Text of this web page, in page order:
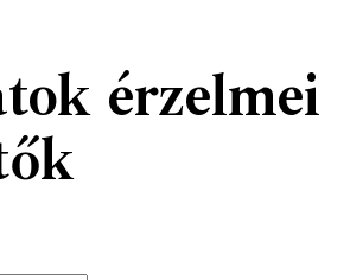
érzelmei